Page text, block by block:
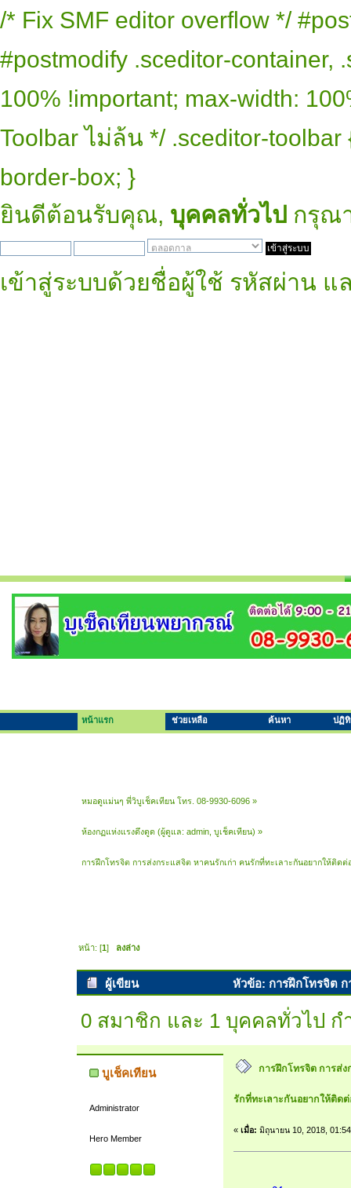
/* Fix SMF editor overflow */
#postmodify .sceditor-container,
100% !important; max-width:
Toolbar ไม่ล้น */ .sceditor-
border-box; }
ยินดีต้อนรับคุณ, บุคคลทั่วไป กรุณ
เข้าสู่ระบบด้วยชื่อผู้ใช้ รหัสผ่าน แ
หน้าแรก ช่วยเหลือ ค้นหา ปฏิ
หมอดูแม่นๆ พี่วิบูเช็คเทียน โทร. 08-9930-6096 »
ห้องกฏแห่งแรงดึงดูด (ผู้ดูแล:admin,บูเช็คเทียน) »
การฝึกโทรจิต การส่งกระแสจิต หาคนรักเก่า คนรักที่ทะเลาะกันอยากให้ติดต่
หน้า: [1] ลงล่าง
ผู้เขียน
หัวข้อ: การฝึกโทรจิต
0 สมาชิก และ 1 บุคคลทั่วไป
บูเช็คเทียน
Administrator
Hero Member
การฝึกโทรจิต การส่
รักที่ทะเลาะกันอยากให้ติด
« เมื่อ: มิถุนายน 10, 2018,